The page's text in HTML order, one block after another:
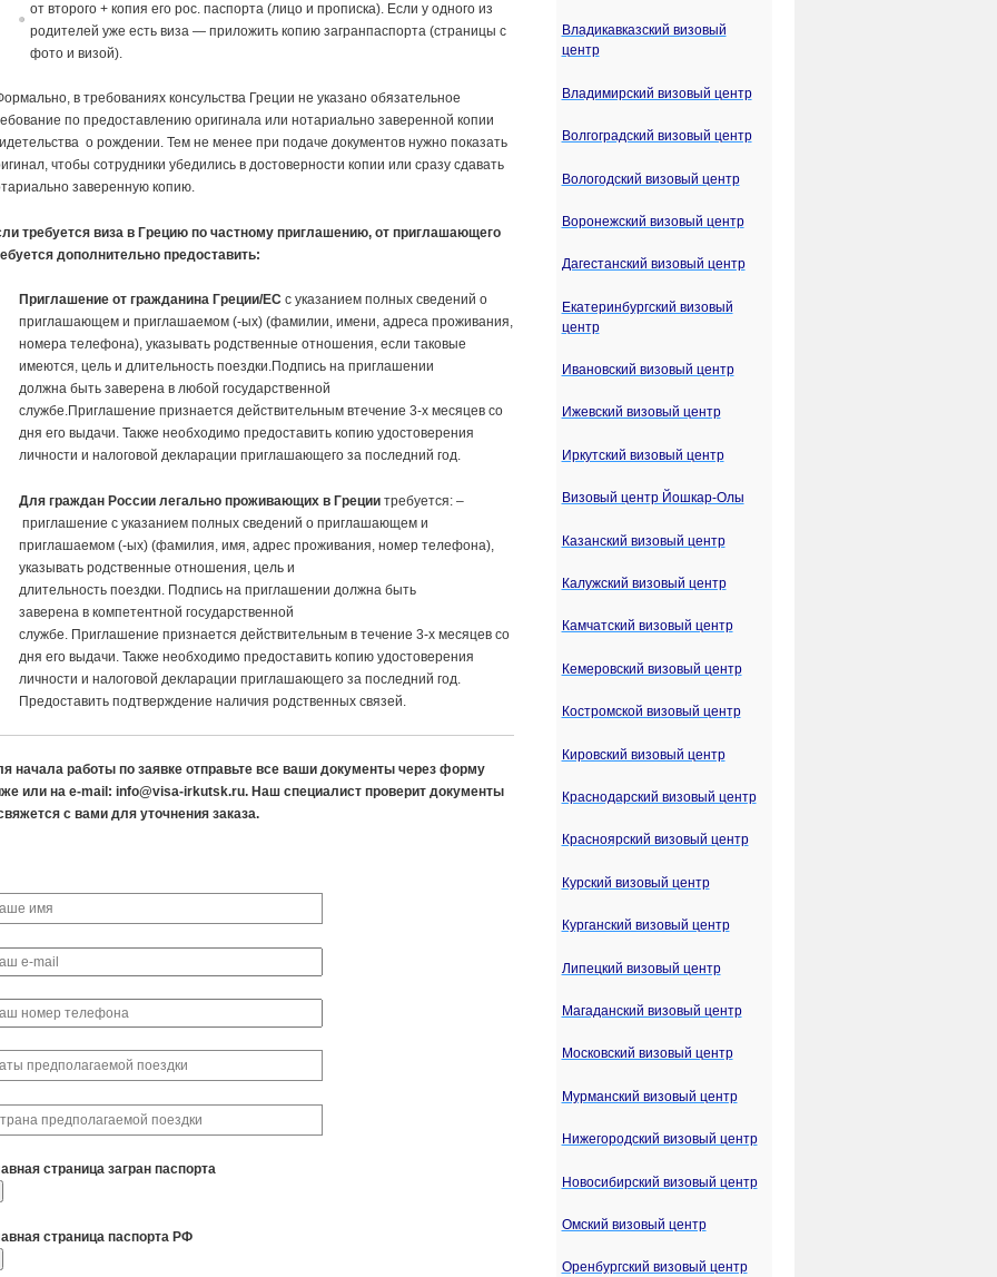
отвторого + копия его рос. паспорта (лицо и прописка). Если у одного из
родителей уже есть виза — приложить копию загранпаспорта (страницы с
фото и визой).
в требованиях консульства Греции не указано обязательное
по предоставлению оригинала или нотариально заверенной копии
о рождении. Тем не менее при подаче документов нужно показать
чтобы сотрудники убедились в достоверности копии или сразу сдавать
заверенную копию.
требуется виза в Грецию по частному приглашению, от приглашающего
дополнительно предоставить:
Приглашение от гражданина Греции/ЕС с указанием полных сведений о
приглашающем и приглашаемом (-ых) (фамилии, имени, адреса проживания,
номера телефона), указывать родственные отношения, если таковые
имеются, цель и длительность поездки.Подписьна приглашении
должна быть заверена в любой государственной
службе.Приглашение признается действительнымвтечение 3-х месяцев со
дня еговыдачи. Также необходимо предоставить копию удостоверения
личности иналоговой декларации приглашающего за последний год.
Для граждан России легально проживающихв Греции требуется: –
приглашение с указанием полных сведений о приглашающем и
приглашаемом (-ых) (фамилия, имя, адрес проживания, номер телефона),
указывать родственные отношения, цель и
длительность поездки. Подписьна приглашении должна быть
заверена в компетентной государственной
службе. Приглашение признается действительнымв течение 3-х месяцев со
дня еговыдачи. Также необходимо предоставить копию удостоверения
личности иналоговой декларации приглашающего за последний год.
Предоставить подтверждениеналичия родственных связей.
начала работы по заявке отправьте все ваши документы через форму
или на e-mail: info@visa-irkutsk.ru. Наш специалист проверит документы
с вами для уточнения заказа.
страница загран паспорта
страница паспорта РФ
Владикавказский визовый
центр
Владимирский визовый центр
Волгоградский визовый центр
Вологодский визовый центр
Воронежский визовый центр
Дагестанский визовый центр
Екатеринбургский визовый
центр
Ивановский визовый центр
Ижевский визовый центр
Иркутский визовый центр
Визовый центр Йошкар-Олы
Казанский визовый центр
Калужский визовый центр
Камчатский визовый центр
Кемеровский визовый центр
Костромской визовый центр
Кировский визовый центр
Краснодарский визовый центр
Красноярский визовый центр
Курский визовый центр
Курганский визовый центр
Липецкий визовый центр
Магаданский визовый центр
Московский визовый центр
Мурманский визовый центр
Нижегородский визовый центр
Новосибирский визовый центр
Омский визовый центр
Оренбургский визовый центр